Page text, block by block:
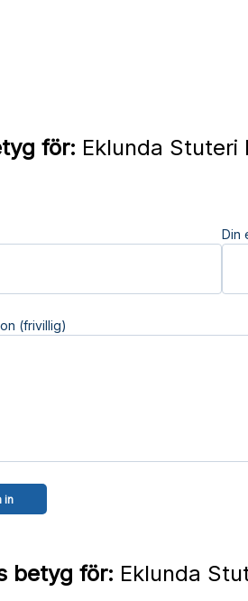
för: Eklunda Stuteri
Din
(frivillig)
betyg för: Eklunda